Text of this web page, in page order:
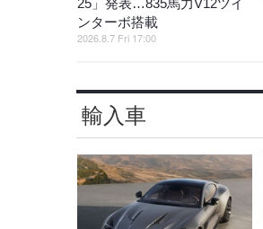
25」発表…835馬力V12ツイ
ンターボ搭載
2026.8.7 Fri 17:00
輸入車